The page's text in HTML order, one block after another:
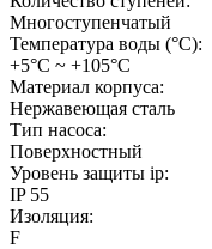
Многоступенчатый
Температура воды (°C):
+5°С ~ +105°С
Материал корпуса:
Нержавеющая сталь
Тип насоса:
Поверхностный
Уровень защиты ip:
IP 55
Изоляция:
F